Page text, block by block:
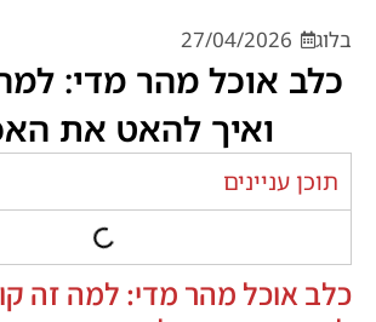
בלוג 27/04/2026
כלב אוכל מהר מדי:
ואיך להאט את
תוכן עניינים
כלב אוכל מהר מדי: למה זה